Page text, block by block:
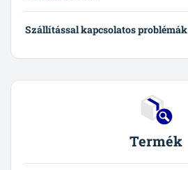
Szállítással kapcsolatos problémák
Termék